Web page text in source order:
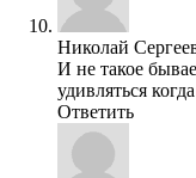
Николай
И не такое
удивляться
Ответить